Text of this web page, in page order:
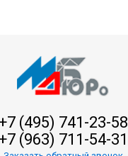
(495) 741-23-58
(963) 711-54-31